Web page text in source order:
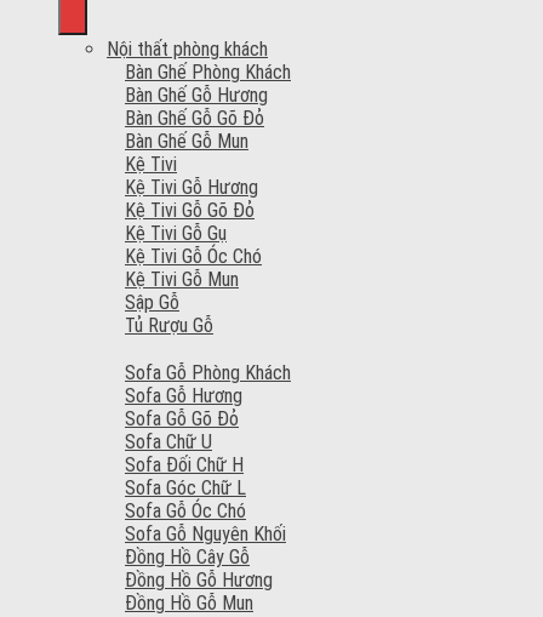
Nội thất phòng khách
Bàn Ghế Phòng Khách
Bàn Ghế Gỗ Hương
Bàn Ghế Gỗ Gõ Đỏ
Bàn Ghế Gỗ Mun
Kệ Tivi
Kệ Tivi Gỗ Hương
Kệ Tivi Gỗ Gõ Đỏ
Kệ Tivi Gỗ Gụ
Kệ Tivi Gỗ Óc Chó
Kệ Tivi Gỗ Mun
Sập Gỗ
Tủ Rượu Gỗ
Sofa Gỗ Phòng Khách
Sofa Gỗ Hương
Sofa Gỗ Gõ Đỏ
Sofa Chữ U
Sofa Đối Chữ H
Sofa Góc Chữ L
Sofa Gỗ Óc Chó
Sofa Gỗ Nguyên Khối
Đồng Hồ Cây Gỗ
Đồng Hồ Gỗ Hương
Đồng Hồ Gỗ Mun